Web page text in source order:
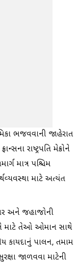
ભજવવાની જાહેરાત
રાષ્ટ્રપતિ મેક્રોને
માત્ર પશ્ચિમ
માટે અત્યંત
અને જહાજોની
માટે તેઓ ઓમાન સાથે
કાયદાનું પાલન, તમામ
જાળવવા માટેની